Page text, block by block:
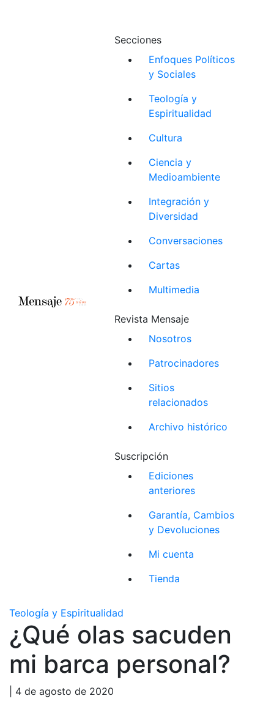
Secciones
Enfoques Políticos
y Sociales
Teología y
Espiritualidad
Cultura
Ciencia y
Medioambiente
Integración y
Diversidad
Conversaciones
Cartas
Multimedia
Revista Mensaje
Nosotros
Patrocinadores
Sitios
relacionados
Archivo histórico
Suscripción
Ediciones
anteriores
Garantía, Cambios
y Devoluciones
Mi cuenta
Tienda
Teología y Espiritualidad
¿Qué olas sacuden
mi barca personal?
| 4 de agosto de 2020